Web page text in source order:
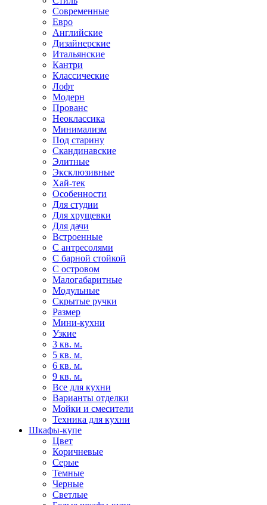
Современные
Евро
Английские
Дизайнерские
Итальянские
Кантри
Классические
Лофт
Модерн
Прованс
Неоклассика
Минимализм
Под старину
Скандинавские
Элитные
Эксклюзивные
Хай-тек
Особенности
Для студии
Для хрущевки
Для дачи
Встроенные
С антресолями
С барной стойкой
С островом
Малогабаритные
Модульные
Скрытые ручки
Размер
Мини-кухни
Узкие
3 кв. м.
5 кв. м.
6 кв. м.
9 кв. м.
Все для кухни
Варианты отделки
Мойки и смесители
Техника для кухни
Шкафы-купе
Цвет
Коричневые
Серые
Темные
Черные
Светлые